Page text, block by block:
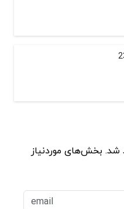
شد. بخش‌های موردنیاز